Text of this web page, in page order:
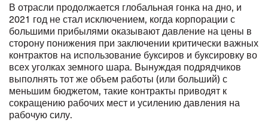
В отрасли продолжается глобальная гонка на дно, и
2021 год не стал исключением, когда корпорации с
большими прибылями оказывают давление на цены в
сторону понижения при заключении критически важных
контрактов на использование буксиров и буксировку во
всех уголках земного шара. Вынуждая подрядчиков
выполнять тот же объем работы (или больший) с
меньшим бюджетом, такие контракты приводят к
сокращению рабочих мест и усилению давления на
рабочую силу.